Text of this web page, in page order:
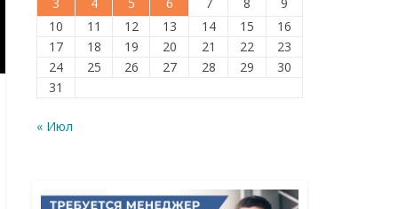
10
11 12 13 14 15
16
17
18 19 20 21 22
23
24
25 26 27 28 29
30
31
« Июл